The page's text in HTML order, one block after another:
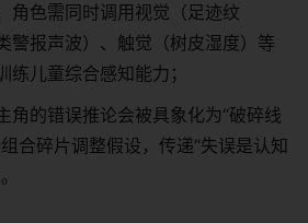
角色需同时调用视觉（足迹纹
警报声波）、触觉（树皮湿度）等
练儿童综合感知能力；
角的错误推论会被具象化为“破碎线
合碎片调整假设，传递“失误是认知